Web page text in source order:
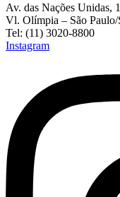
Av. das Nações Unidas,
Vl. Olímpia – São Paulo/
Tel: (11) 3020-8800
Instagram